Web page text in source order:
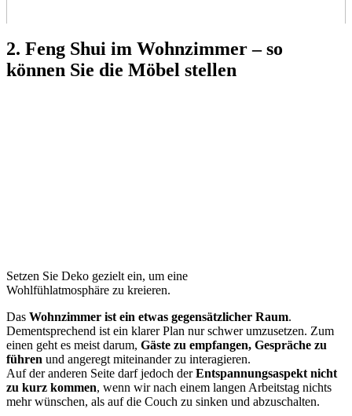
2. Feng Shui im Wohnzimmer – so
können Sie die Möbel stellen
Setzen Sie Deko gezielt ein, um eine
Wohlfühlatmosphäre zu kreieren.
Das Wohnzimmer ist ein etwas gegensätzlicher Raum.
Dementsprechend ist ein klarer Plan nur schwer umzusetzen. Zum
einen geht es meist darum, Gäste zu empfangen, Gespräche zu
führen und angeregt miteinander zu interagieren.
Auf der anderen Seite darf jedoch derEntspannungsaspekt nicht
zu kurz kommen, wenn wir nach einem langen Arbeitstag nichts
mehr wünschen, als auf die Couch zu sinken und abzuschalten.